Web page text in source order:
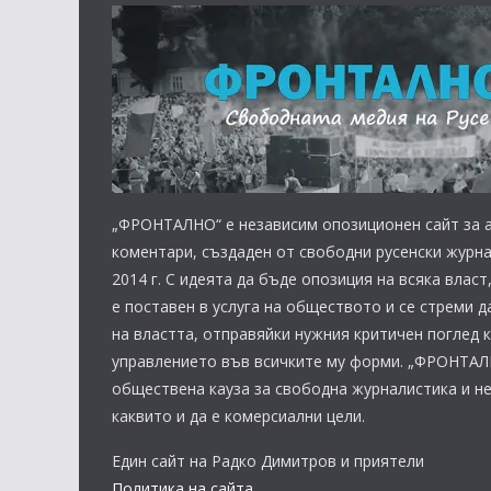
„ФРОНТАЛНО“ е независим опозиционен сайт за
коментари, създаден от свободни русенски
2014 г. С идеята да бъде опозиция на всяка
е поставен в услуга на обществото и се стреми
на властта, отправяйки нужния критичен поглед
управлението във всичките му форми.
обществена кауза за свободна журналистика и
каквито и да е комерсиални цели.
Един сайт на Радко Димитров и приятели